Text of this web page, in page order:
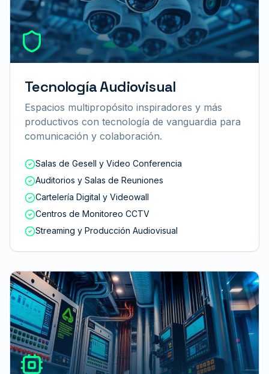
Tecnología Audiovisual
Espacios multipropósito inspiradores y más
productivos con tecnología de vanguardia para
comunicación y colaboración.
Salas de Gesell y Video Conferencia
Auditorios y Salas de Reuniones
Cartelería Digital y Videowall
Centros de Monitoreo CCTV
Streaming y Producción Audiovisual